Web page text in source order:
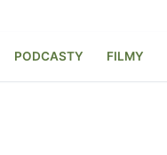
PODCASTY FILMY